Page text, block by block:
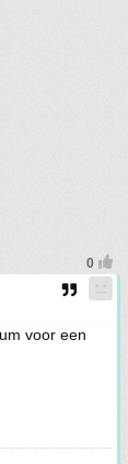
voor een